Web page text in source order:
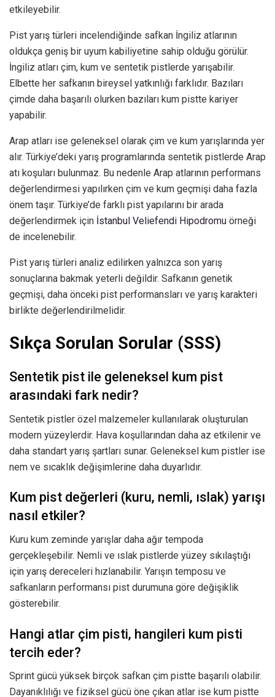
etkileyebilir.
Pist yarış türleri incelendiğinde safkan İngiliz atlarının
oldukça geniş bir uyum kabiliyetine sahip olduğu görülür.
İngiliz atları çim, kum ve sentetik pistlerde yarışabilir.
Elbette her safkanın bireysel yatkınlığı farklıdır. Bazıları
çimde daha başarılı olurken bazıları kum pistte kariyer
yapabilir.
Arap atları ise geleneksel olarak çim ve kum yarışlarında yer
alır. Türkiye’deki yarış programlarında sentetik pistlerde Arap
atı koşuları bulunmaz. Bu nedenle Arap atlarının performans
değerlendirmesi yapılırken çim ve kum geçmişi daha fazla
önem taşır. Türkiye’de farklı pist yapılarını bir arada
değerlendirmek için İstanbul Veliefendi Hipodromu örneği
de incelenebilir.
Pist yarış türleri analiz edilirken yalnızca son yarış
sonuçlarına bakmak yeterli değildir. Safkanın genetik
geçmişi, daha önceki pist performansları ve yarış karakteri
birlikte değerlendirilmelidir.
Sıkça Sorulan Sorular (SSS)
Sentetik pist ile geleneksel kum pist
arasındaki fark nedir?
Sentetik pistler özel malzemeler kullanılarak oluşturulan
modern yüzeylerdir. Hava koşullarından daha az etkilenir ve
daha standart yarış şartları sunar. Geleneksel kum pistler ise
nem ve sıcaklık değişimlerine daha duyarlıdır.
Kum pist değerleri (kuru, nemli, ıslak) yarışı
nasıl etkiler?
Kuru kum zeminde yarışlar daha ağır tempoda
gerçekleşebilir. Nemli ve ıslak pistlerde yüzey sıkılaştığı
için yarış dereceleri hızlanabilir. Yarışın temposu ve
safkanların performansı pist durumuna göre değişiklik
gösterebilir.
Hangi atlar çim pisti, hangileri kum pisti
tercih eder?
Sprint gücü yüksek birçok safkan çim pistte başarılı olabilir.
Dayanıklılığı ve fiziksel gücü öne çıkan atlar ise kum pistte